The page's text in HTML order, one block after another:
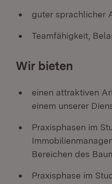
guter sprachlicher
Teamfähigkeit,
Wir bieten
einen attraktiven
einem unserer
Praxisphasen im
Bereichen des
Praxisphase im